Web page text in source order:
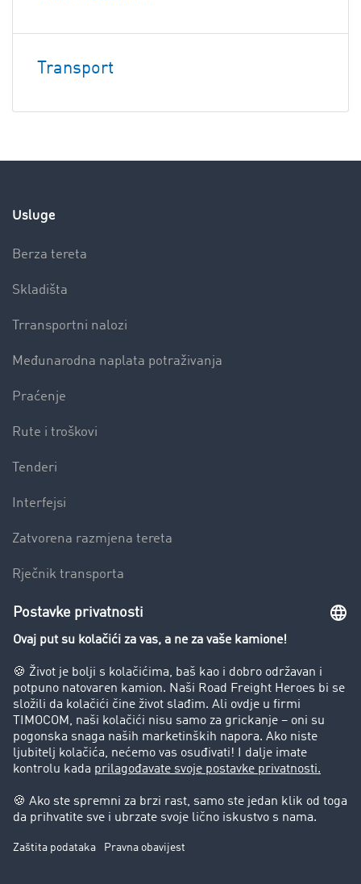
Transport
Usluge
Berza tereta
Skladišta
Trransportni nalozi
Međunarodna naplata potraživanja
Praćenje
Rute i troškovi
Tenderi
Interfejsi
Zatvorena razmjena tereta
Rječnik transporta
Preduzeće
Success Stories
Korisnici preporučuju korisnike
Blog
Zabrane vožnje za kamione
Pravni
Impresum